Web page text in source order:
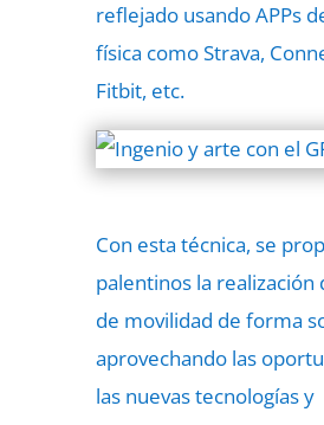
reflejado usando APPs
física como Strava,
Fitbit, etc.
Con esta técnica, se
palentinos la realización
de movilidad de forma
aprovechando las
las nuevas tecnologías y